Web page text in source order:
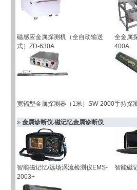
磁感应金属探测机（全自动输送
式）ZD-630A
全金属
400A
宽辐型金属探测器（1米）SW-2000手持探
金属诊断仪.磁记忆金属诊断仪
智能磁记忆/远场涡流检测仪EMS-
2003+
智能磁